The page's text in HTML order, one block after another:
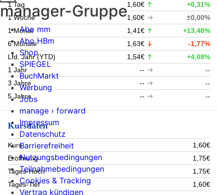
1 Tag
1,60€
+0,31%
1 Woche
1,60€
±0,00%
1 Monat
1,41€
+13,48%
6 Monate
1,63€
-1,77%
Lfd. Jahr (YTD)
1,54€
+4,08%
1 Jahr
--
--
3 Jahre
--
--
5 Jahre
-- --
Kursdaten
Kurs
1,60€
Eröffnung
1,75€
Tages-Hoch
1,75€
Tages-Tief
1,60€
manager-Gruppe
Abo mm
Abo HBm
Shop
SPIEGEL
BuchMarkt
Werbung
Jobs
manage › forward
Impressum
Datenschutz
Barrierefreiheit
Nutzungsbedingungen
Teilnahmebedingungen
Cookies & Tracking
Vertrag kündigen